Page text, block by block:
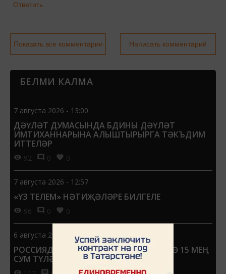
Ответить
Показать все комментарии Написать комментарий
БЕЛМИ КАЛМА
7 августа 2026 - 13:00
ДӘҮЛӘТ ДУМАСЫНДА БДИНЫ ДӘҮЛӘТ
ИМТИХАННАРЫНА АЛЫШТЫРЫРГА ТӘКЪДИМ
ИТТЕЛӘР
92 0 0
7 августа 2026 - 12:57
«ҮЗ ТЕЛЕМ» НӘТИҖӘЛӘРЕ БИЛГЕЛЕ
96 0 0
6 августа 2026 - 13:55
РОССИЯДӘ ҺӘР УКУЧЫГА 1 СЕНТЯБРЬГӘ 15 МЕҢ
СУМ ТҮЛӘРГӘ ТӘКЪДИМ ИТТЕЛӘР